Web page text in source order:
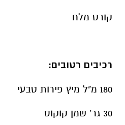
קורט מלח
רכיבים רטובים:
180 מ"ל מיץ פירות טבעי
30 גר' שמן קוקוס